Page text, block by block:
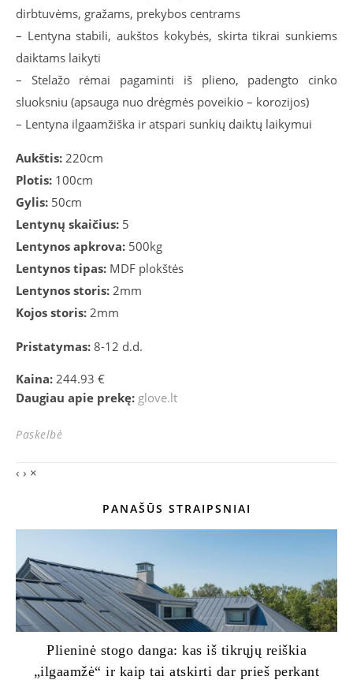
dirbtuvėms, gražams, prekybos centrams
– Lentyna stabili, aukštos kokybės, skirta tikrai sunkiems
daiktams laikyti
– Stelažo rėmai pagaminti iš plieno, padengto cinko
sluoksniu (apsauga nuo drėgmės poveikio – korozijos)
– Lentyna ilgaamžiška ir atspari sunkių daiktų laikymui
Aukštis: 220cm
Plotis: 100cm
Gylis: 50cm
Lentynų skaičius: 5
Lentynos apkrova: 500kg
Lentynos tipas: MDF plokštės
Lentynos storis: 2mm
Kojos storis: 2mm
Pristatymas: 8-12 d.d.
Kaina: 244.93 €
Daugiau apie prekę: glove.lt
Paskelbė
‹ › ×
PANAŠŪS STRAIPSNIAI
Plieninė stogo danga: kas iš tikrųjų reiškia
„ilgaamžė“ ir kaip tai atskirti dar prieš perkant